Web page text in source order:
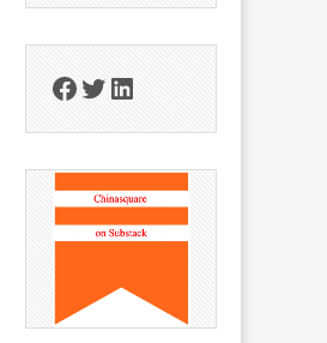
Facebook
Twitter
LinkedIn